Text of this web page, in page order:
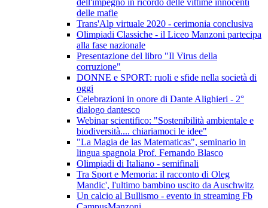
dell'impegno in ricordo delle vittime innocenti
delle mafie
Trans'Alp virtuale 2020 - cerimonia conclusiva
Olimpiadi Classiche - il Liceo Manzoni partecipa
alla fase nazionale
Presentazione del libro "Il Virus della
corruzione"
DONNE e SPORT: ruoli e sfide nella società di
oggi
Celebrazioni in onore di Dante Alighieri - 2°
dialogo dantesco
Webinar scientifico: "Sostenibilità ambientale e
biodiversità.... chiariamoci le idee"
"La Magia de las Matematicas", seminario in
lingua spagnola Prof. Fernando Blasco
Olimpiadi di Italiano - semifinali
Tra Sport e Memoria: il racconto di Oleg
Mandic', l'ultimo bambino uscito da Auschwitz
Un calcio al Bullismo - evento in streaming Fb